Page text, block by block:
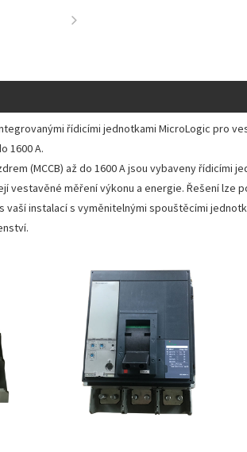
řídicími jednotkami MicroLogic pro
1600 A.
(MCCB) až do 1600 A jsou vybaveny řídicími
vestavěné měření výkonu a energie. Řešení lze
vaší instalací s vyměnitelnými spouštěcími